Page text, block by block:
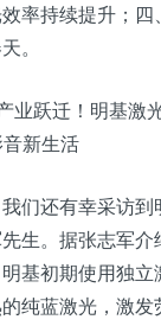
率持续提升；四
。
们还有幸采访
生。据张志军介
基初期使用独
纯蓝激光，激